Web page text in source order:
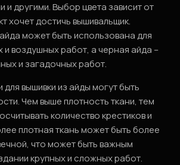
другими. Выбор цвета зависит от
хочет достичь вышивальщик.
может быть использована для
и воздушных работ, а черная айда –
и загадочных работ.
вышивки из айды могут быть
Чем выше плотность ткани, тем
количество крестиков и
плотная ткань может быть более
что может быть важным
крупных и сложных работ.